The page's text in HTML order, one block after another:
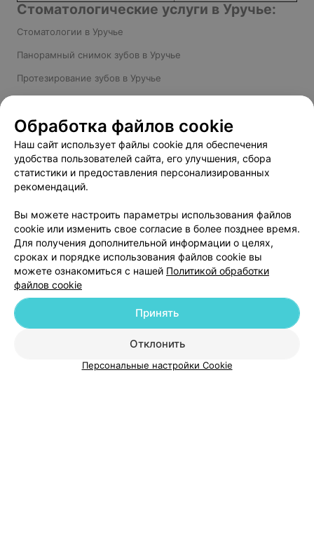
Стоматологические услуги в Уручье:
Стоматологии в Уручье
Панорамный снимок зубов в Уручье
Протезирование зубов в Уручье
Чистка зубов в Уручье
Удаление зубов в Уручье
Добавить специалиста
О проекте Новости проекта
Размещение рекламы
Медицинский маркетинг
Публичный договор
Пользовательское соглашение
Способы оплаты
Обработка файлов cookie
Наш сайт использует файлы cookie для обеспечения
удобства пользователей сайта, его улучшения, сбора
статистики и предоставления персонализированных
рекомендаций.
Вы можете настроить параметры использования файлов
cookie или изменить свое согласие в более позднее время.
Для получения дополнительной информации о целях,
сроках и порядке использования файлов cookie вы
можете ознакомиться с нашей Политикой обработки
файлов cookie
Отклонить
Принять
Персональные настройки Cookie